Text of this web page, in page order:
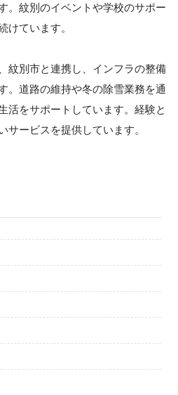
。紋別のイベントや学校のサポー
けています。
紋別市と連携し、インフラの整備
。道路の維持や冬の除雪業務を通
活をサポートしています。経験と
サービスを提供しています。